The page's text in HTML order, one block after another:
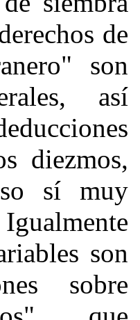
de
son
así
diezmos,
sí muy
son
sobre